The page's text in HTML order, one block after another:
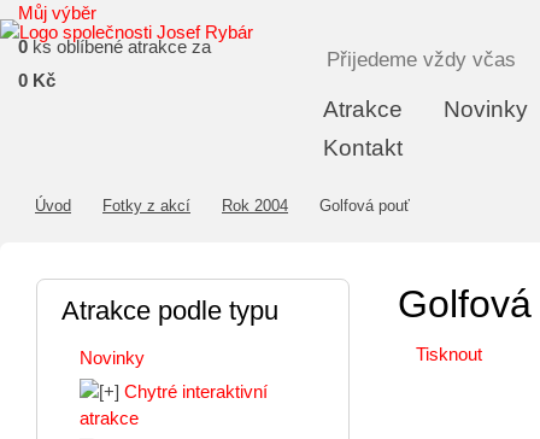
Atrakce
Novinky
Kontakt
Můj výběr
0 ks oblíbené atrakce za
0 Kč
Přijedeme vždy včas
Úvod Fotky z akcí Rok 2004 Golfová pouť
Tisknout
Atrakce podle typu
Novinky
Chytré interaktivní
atrakce